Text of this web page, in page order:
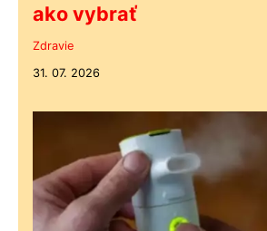
ako vybrať
Zdravie
31. 07. 2026